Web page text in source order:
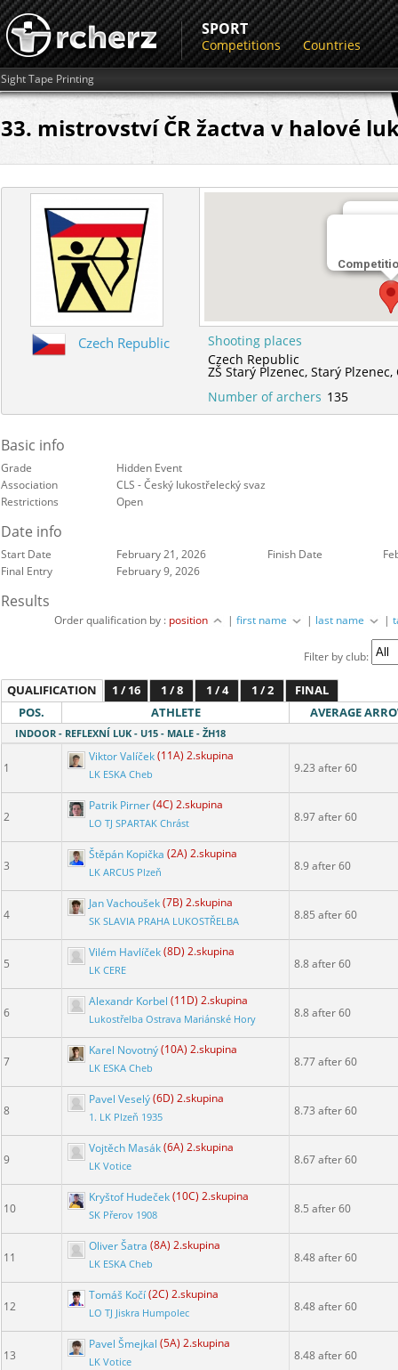
SPORT
Competitions Countries
Sight Tape Printing
33. mistrovství ČR žactva v halové
ZŠ
Czech Republic
Shooting places
Czech Republic
ZŠ Starý Plzenec,Starý Plzenec,
Number of archers 135
Basic info
Grade
Hidden Event
Association
CLS - Český lukostřelecký svaz
Restrictions
Open
Date info
Start Date February 21, 2026 Finish Date
Final Entry
February 9, 2026
Results
Order qualification by : position |first name | last name |
Filter by club:
QUALIFICATION 1 / 16 1 / 8 1 / 4 1 / 2
FINAL
POS.
ATHLETE AVERAGE
INDOOR - REFLEXNÍ LUK - U15 - MALE - ŽH18
1
Viktor Valíček(11A) 2.skupina
LK ESKA Cheb 9.23 after 60
2
Patrik Pirner(4C) 2.skupina
LO TJ SPARTAK Chrást 8.97 after 60
3
Štěpán Kopička (2A) 2.skupina
LK ARCUS Plzeň 8.9 after 60
4
Jan Vachoušek(7B) 2.skupina
SK SLAVIA PRAHA LUKOSTŘELBA 8.85 after 60
5
Vilém Havlíček(8D) 2.skupina
LK CERE 8.8 after 60
6
Alexandr Korbel (11D) 2.skupina
Lukostřelba Ostrava Mariánské Hory 8.8 after 60
7
Karel Novotný(10A) 2.skupina
LK ESKA Cheb 8.77 after 60
8
Pavel Veselý(6D) 2.skupina
1. LK Plzeň 1935 8.73 after 60
9
Vojtěch Masák(6A) 2.skupina
LK Votice 8.67 after 60
10
Kryštof Hudeček(10C) 2.skupina
SK Přerov 1908 8.5 after 60
11
Oliver Šatra (8A) 2.skupina
LK ESKA Cheb 8.48 after 60
12
Tomáš Kočí(2C) 2.skupina
LO TJ Jiskra Humpolec 8.48 after 60
13
Pavel Šmejkal (5A) 2.skupina
LK Votice 8.48 after 60